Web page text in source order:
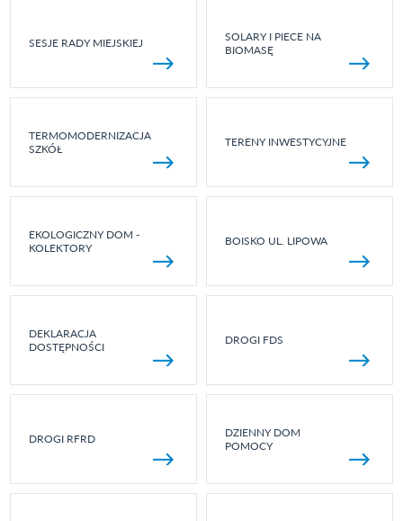
SESJE RADY MIEJSKIEJ
SOLARY I PIECE NA
BIOMASĘ
TERMOMODERNIZACJA
SZKÓŁ
TERENY INWESTYCYJNE
EKOLOGICZNY DOM -
KOLEKTORY
BOISKO UL. LIPOWA
DEKLARACJA
DOSTĘPNOŚCI
DROGI FDS
DROGI RFRD
DZIENNY DOM
POMOCY